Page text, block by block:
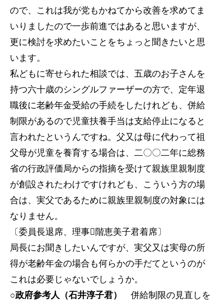
ので、これは我が党もかねてから改善を求めてま
いりましたので一歩前進ではあると思いますが、
更に検討を求めたいことをちょっと聞きたいと思
います。
私どもに寄せられた相談では、五歳のお子さんを
持つ六十歳のシングルファーザーの方で、定年退
職後に老齢年金受給の手続をしたけれども、併給
制限があるので児童扶養手当は支給停止になると
言われたというんですね。父又は母に代わって祖
父母が児童を養育する場合は、二〇〇二年に総務
省の行政評価局からの指摘を受けて親族里親制度
が創設されたわけですけれども、こういう方の場
合は、実父であるために親族里親制度の対象には
なりません。
〔委員長退席、理事階恵美子君着席〕
局長にお聞きしたいんですが、実父又は実母の所
得が老齢年金の場合も何らかの手だてというのが
これは必要じゃないでしょうか。
○政府参考人（石井淳子君）
併給制限の見直しを